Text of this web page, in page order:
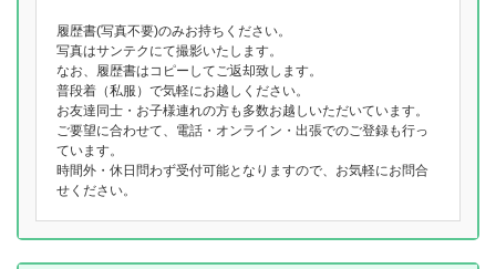
履歴書(写真不要)のみお持ちください。
写真はサンテクにて撮影いたします。
なお、履歴書はコピーしてご返却致します。
普段着（私服）で気軽にお越しください。
お友達同士・お子様連れの方も多数お越しいただいています。
ご要望に合わせて、電話・オンライン・出張でのご登録も行っ
ています。
時間外・休日問わず受付可能となりますので、お気軽にお問合
せください。